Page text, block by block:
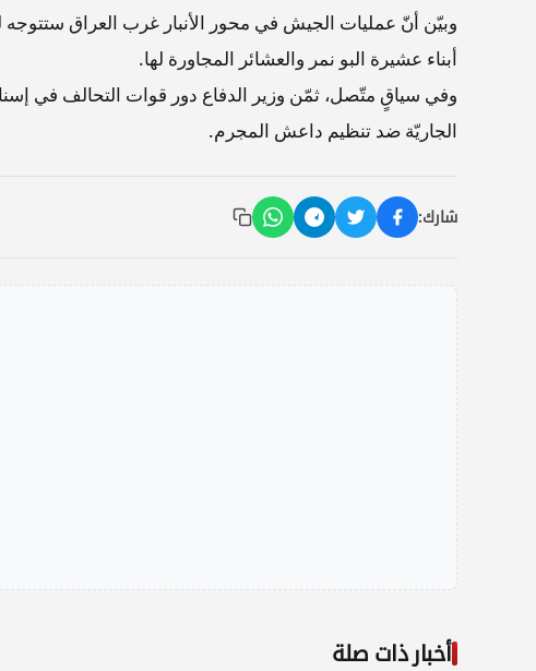
وبيّن أنّ عمليات الجيش في محور الأنبار غرب العراق ستتوجه
أبناء عشيرة البو نمر والعشائر المجاورة لها.
وفي سياقٍ متّصل، ثمّن وزير الدفاع دور قوات التحالف في
الجاريّة ضد تنظيم داعش المجرم.
شارك:
أخبار ذات صلة